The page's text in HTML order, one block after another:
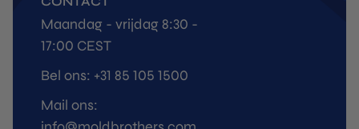
Maandag - vrijdag 8:30 -
17:00 CEST
Bel ons: +31 85 105 1500
Mail ons: